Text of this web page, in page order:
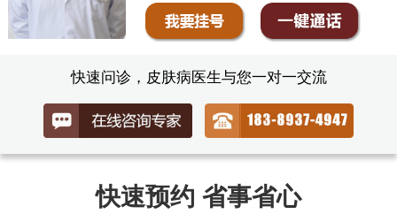
快速问诊，皮肤病医生与您一对一交流
快速预约 省事省心